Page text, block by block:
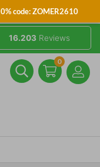
code: ZOMER2610
0